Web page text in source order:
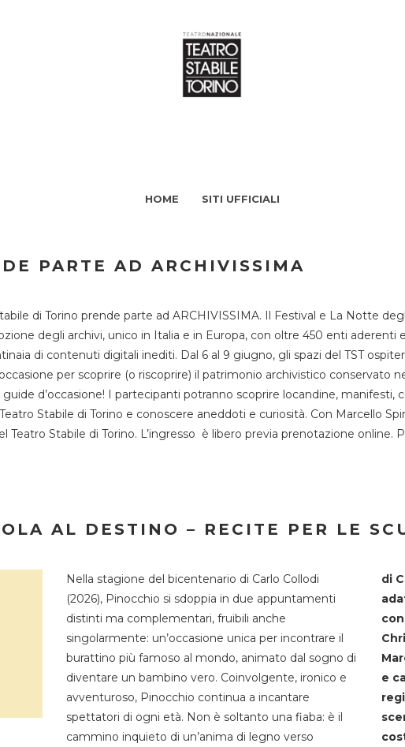
HOME SITI UFFICIALI
PARTE AD ARCHIVISSIMA
di Torino prende parte ad ARCHIVISSIMA. Il Festival e La Notte
degli archivi, unico in Italia e in Europa, con oltre 450 enti aderenti
di contenuti digitali inediti. Dal 6 al 9 giugno, gli spazi del TST
per scoprire (o riscoprire) il patrimonio archivistico conservato
d’occasione! I partecipanti potranno scoprire locandine,
Stabile di Torino e conoscere aneddoti e curiosità. Con Marcello
Teatro Stabile di Torino. L’ingresso è libero previa prenotazione online.
AL DESTINO – RECITE PER LE
Nella stagione del bicentenario di Carlo Collodi
(2026), Pinocchio si sdoppia in due appuntamenti
distinti ma complementari, fruibili anche
singolarmente: un’occasione unica per incontrare il
burattino più famoso al mondo, animato dal sogno di
diventare un bambino vero. Coinvolgente, ironico e
avventuroso, Pinocchio continua a incantare
spettatori di ogni età. Non è soltanto una fiaba: è il
cammino inquieto di un’anima di legno verso
di
e